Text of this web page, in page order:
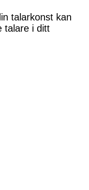
talarkonst kan
talare i ditt